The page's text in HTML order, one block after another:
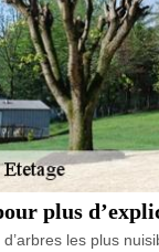
plus
les plus